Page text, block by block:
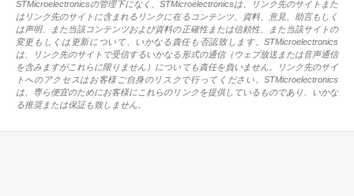
STMicroelectronicsの管理下になく、STMicroelectronicsは、リンク先のサイトまた
はリンク先のサイトに含まれるリンクに在るコンテンツ、資料、意見、助言もしく
は声明、また当該コンテンツおよび資料の正確性または信頼性、また当該サイトの
変更もしくは更新について、いかなる責任も否認致します。STMicroelectronics
は、リンク先のサイトで受信するいかなる形式の通信（ウェブ放送または音声通信
を含みますがこれらに限りません）についても責任を負いません。リンク先のサイ
トへのアクセスはお客様ご自身のリスクで行ってください。STMicroelectronics
は、専ら便宜のためにお客様にこれらのリンクを提供しているものであり、いかな
る推奨または保証も致しません。